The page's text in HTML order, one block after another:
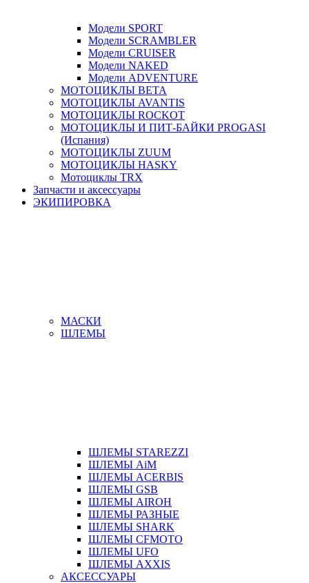
Модели SPORT
Модели SCRAMBLER
Модели CRUISER
Модели NAKED
Модели ADVENTURE
МОТОЦИКЛЫ BETA
МОТОЦИКЛЫ AVANTIS
МОТОЦИКЛЫ ROCKOT
МОТОЦИКЛЫ И ПИТ-БАЙКИ PROGASI
(Испания)
МОТОЦИКЛЫ ZUUM
МОТОЦИКЛЫ HASKY
Мотоциклы TRX
Запчасти и аксессуары
ЭКИПИРОВКА
МАСКИ
ШЛЕМЫ
ШЛЕМЫ STAREZZI
ШЛЕМЫ AiM
ШЛЕМЫ ACERBIS
ШЛЕМЫ GSB
ШЛЕМЫ AIROH
ШЛЕМЫ РАЗНЫЕ
ШЛЕМЫ SHARK
ШЛЕМЫ CFMOTO
ШЛЕМЫ UFO
ШЛЕМЫ AXXIS
АКСЕССУАРЫ